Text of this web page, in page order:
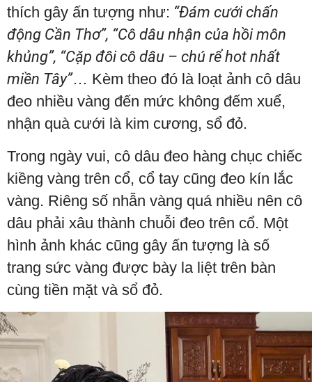
thích gây ấn tượng như: “Đám cưới chấn
động Cần Thơ”, “Cô dâu nhận của hồi môn
khủng”, “Cặp đôi cô dâu – chú rể hot nhất
miền Tây”… Kèm theo đó là loạt ảnh cô dâu
đeo nhiều vàng đến mức không đếm xuể,
nhận quà cưới là kim cương, sổ đỏ.
Trong ngày vui, cô dâu đeo hàng chục chiếc
kiềng vàng trên cổ, cổ tay cũng đeo kín lắc
vàng. Riêng số nhẫn vàng quá nhiều nên cô
dâu phải xâu thành chuỗi đeo trên cổ. Một
hình ảnh khác cũng gây ấn tượng là số
trang sức vàng được bày la liệt trên bàn
cùng tiền mặt và sổ đỏ.